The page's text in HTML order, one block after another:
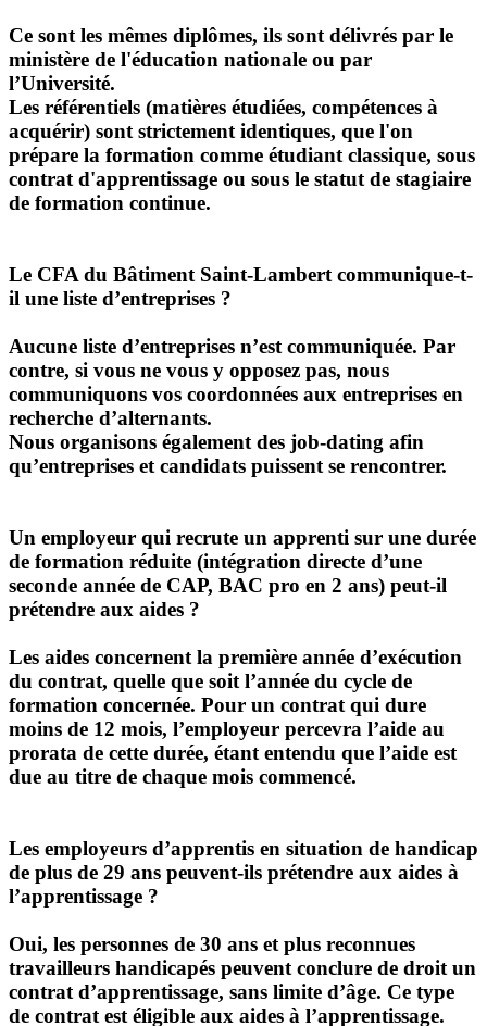
Ce sont les mêmes diplômes, ils sont délivrés par le
ministère de l'éducation nationale ou par
l’Université.
Les référentiels (matières étudiées, compétences à
acquérir) sont strictement identiques, que l'on
prépare la formation comme étudiant classique, sous
contrat d'apprentissage ou sous le statut de stagiaire
de formation continue.
Le CFA du Bâtiment Saint-Lambert communique-t-
il une liste d’entreprises ?
Aucune liste d’entreprises n’est communiquée. Par
contre, si vous ne vous y opposez pas, nous
communiquons vos coordonnées aux entreprises en
recherche d’alternants.
Nous organisons également des job-dating afin
qu’entreprises et candidats puissent se rencontrer.
Un employeur qui recrute un apprenti sur une durée
de formation réduite (intégration directe d’une
seconde année de CAP, BAC pro en 2 ans) peut-il
prétendre aux aides ?
Les aides concernent la première année d’exécution
du contrat, quelle que soit l’année du cycle de
formation concernée. Pour un contrat qui dure
moins de 12 mois, l’employeur percevra l’aide au
prorata de cette durée, étant entendu que l’aide est
due au titre de chaque mois commencé.
Les employeurs d’apprentis en situation de handicap
de plus de 29 ans peuvent-ils prétendre aux aides à
l’apprentissage ?
Oui, les personnes de 30 ans et plus reconnues
travailleurs handicapés peuvent conclure de droit un
contrat d’apprentissage, sans limite d’âge. Ce type
de contrat est éligible aux aides à l’apprentissage.